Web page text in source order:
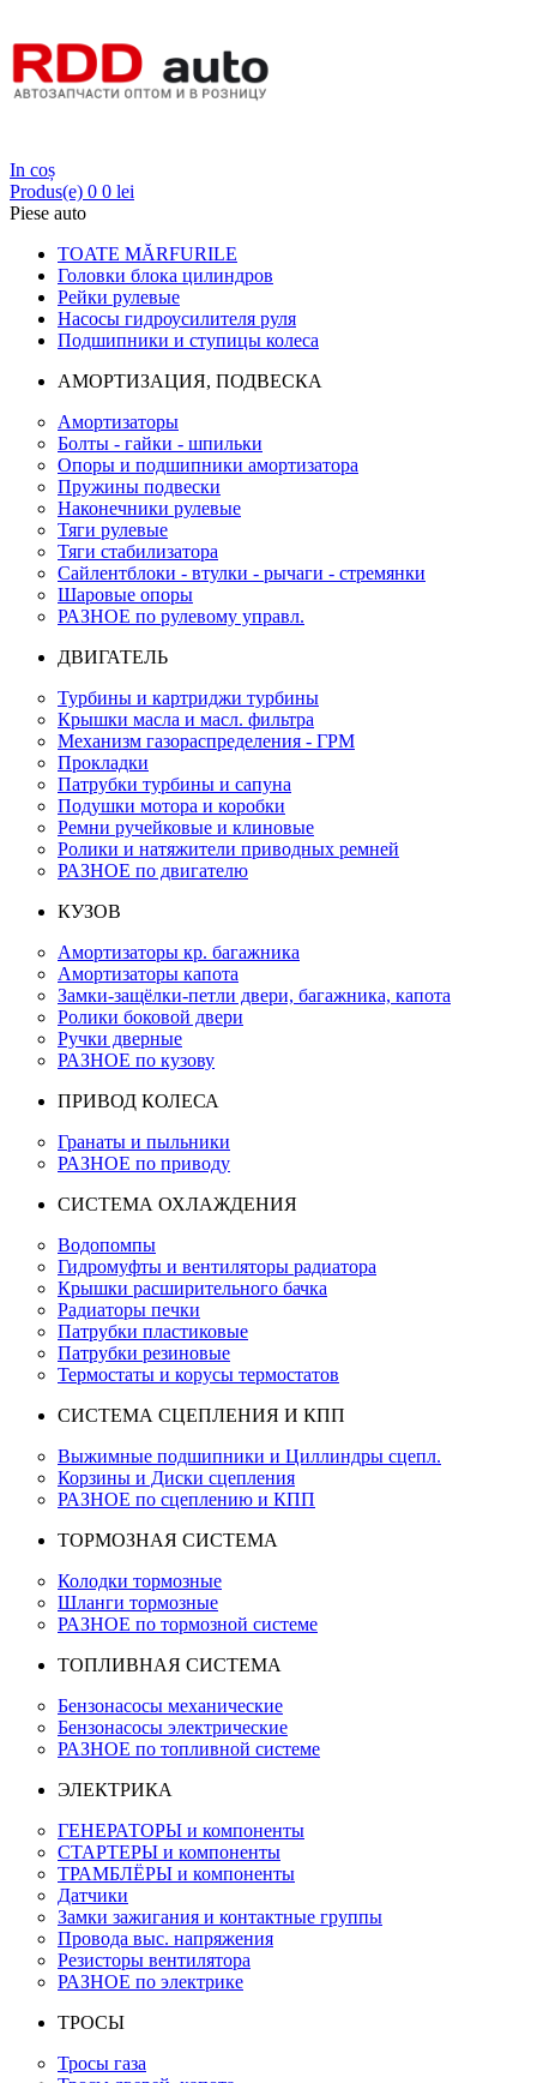
In coș
Produs(e) 0 0 lei
Piese auto
TOATE MĂRFURILE
Головки блока цилиндров
Рейки рулевые
Насосы гидроусилителя руля
Подшипники и ступицы колеса
АМОРТИЗАЦИЯ, ПОДВЕСКА
Амортизаторы
Болты - гайки - шпильки
Опоры и подшипники амортизатора
Пружины подвески
Наконечники рулевые
Тяги рулевые
Тяги стабилизатора
Сайлентблоки - втулки - рычаги - стремянки
Шаровые опоры
РАЗНОЕ по рулевому управл.
ДВИГАТЕЛЬ
Турбины и картриджи турбины
Крышки масла и масл. фильтра
Механизм газораспределения - ГРМ
Прокладки
Патрубки турбины и сапуна
Подушки мотора и коробки
Ремни ручейковые и клиновые
Ролики и натяжители приводных ремней
РАЗНОЕ по двигателю
КУЗОВ
Амортизаторы кр. багажника
Амортизаторы капота
Замки-защёлки-петли двери, багажника, капота
Ролики боковой двери
Ручки дверные
РАЗНОЕ по кузову
ПРИВОД КОЛЕСА
Гранаты и пыльники
РАЗНОЕ по приводу
СИСТЕМА ОХЛАЖДЕНИЯ
Водопомпы
Гидромуфты и вентиляторы радиатора
Крышки расширительного бачка
Радиаторы печки
Патрубки пластиковые
Патрубки резиновые
Термостаты и корусы термостатов
СИСТЕМА СЦЕПЛЕНИЯ И КПП
Выжимные подшипники и Циллиндры сцепл.
Корзины и Диски сцепления
РАЗНОЕ по сцеплению и КПП
ТОРМОЗНАЯ СИСТЕМА
Колодки тормозные
Шланги тормозные
РАЗНОЕ по тормозной системе
ТОПЛИВНАЯ СИСТЕМА
Бензонасосы механические
Бензонасосы электрические
РАЗНОЕ по топливной системе
ЭЛЕКТРИКА
ГЕНЕРАТОРЫ и компоненты
СТАРТЕРЫ и компоненты
ТРАМБЛЁРЫ и компоненты
Датчики
Замки зажигания и контактные группы
Провода выс. напряжения
Резисторы вентилятора
РАЗНОЕ по электрике
ТРОСЫ
Тросы газа